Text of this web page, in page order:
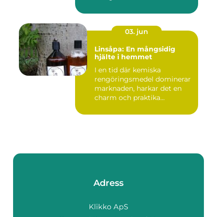
03. jun
Linsåpa: En mångsidig
hjälte i hemmet
I en tid där kemiska
rengöringsmedel dominerar
marknaden, harkar det en
charm och praktika...
Adress